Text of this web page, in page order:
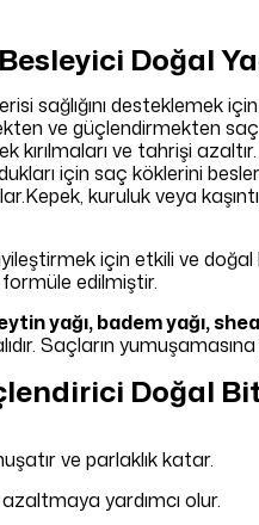
Doğal
sağlığını desteklemek
ve güçlendirmekten
kırılmaları ve tahrişi
için saç köklerini
kuruluk veya
iyileştirmek için etkili ve
edilmiştir.
yağı, badem yağı,
Saçların yumuşamasına
Doğal
ve parlaklık katar.
yardımcı olur.